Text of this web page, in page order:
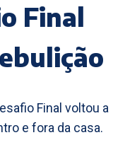
Final
Final voltou a
e fora da casa.